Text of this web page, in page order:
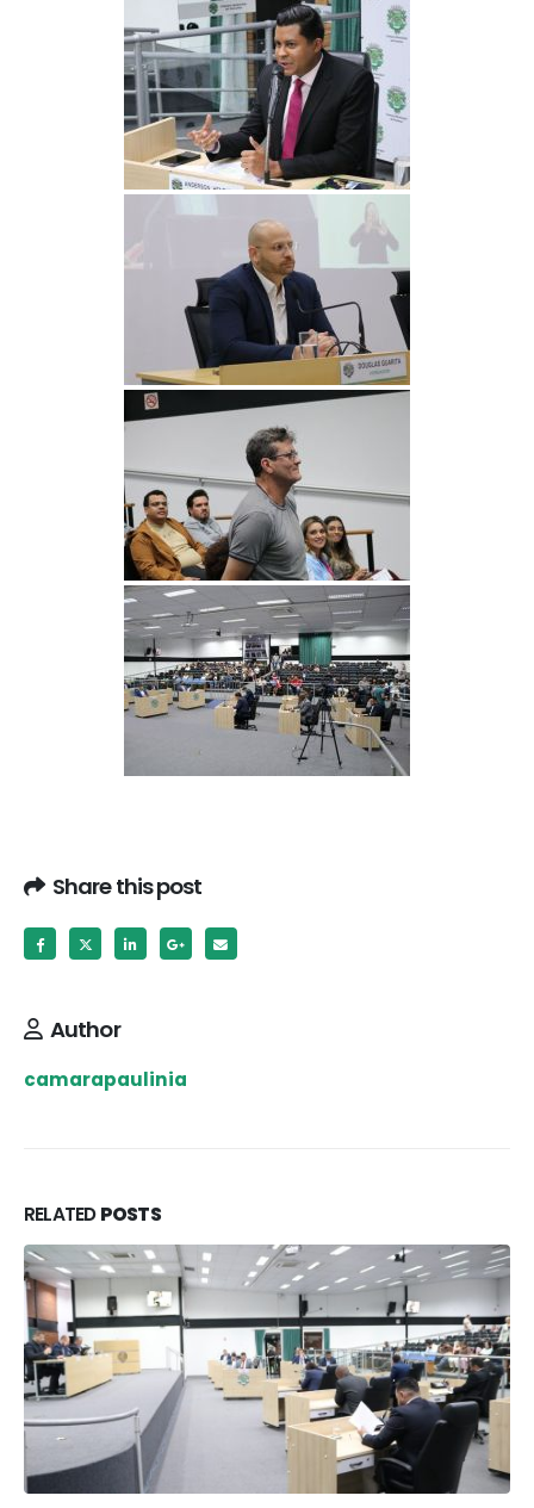
Share this post
Author
camarapaulinia
RELATEDPOSTS